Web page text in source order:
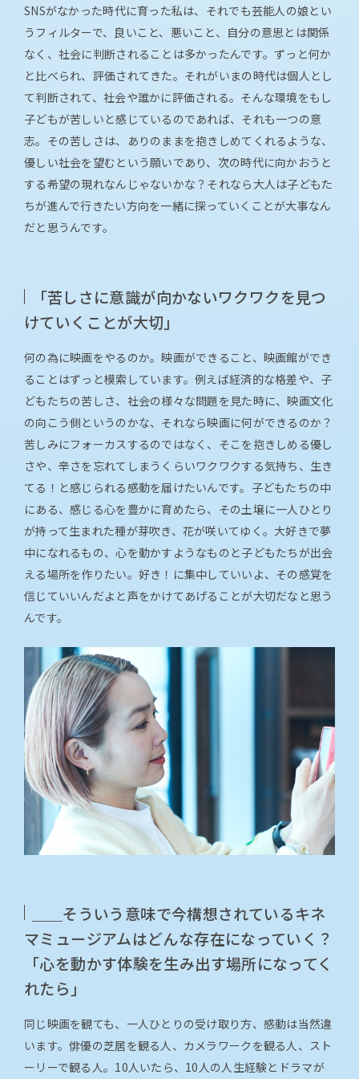
SNSがなかった時代に育った私は、それでも芸能人の娘とい
うフィルターで、良いこと、悪いこと、自分の意思とは関係
なく、社会に判断されることは多かったんです。ずっと何か
と比べられ、評価されてきた。それがいまの時代は個人とし
て判断されて、社会や誰かに評価される。そんな環境をもし
子どもが苦しいと感じているのであれば、それも一つの意
志。その苦しさは、ありのままを抱きしめてくれるような、
優しい社会を望むという願いであり、次の時代に向かおうと
する希望の現れなんじゃないかな？それなら大人は子どもた
ちが進んで行きたい方向を一緒に探っていくことが大事なん
だと思うんです。
「苦しさに意識が向かないワクワクを見つ
けていくことが大切」
何の為に映画をやるのか。映画ができること、映画館ができ
ることはずっと模索しています。例えば経済的な格差や、子
どもたちの苦しさ、社会の様々な問題を見た時に、映画文化
の向こう側というのかな、それなら映画に何ができるのか？
苦しみにフォーカスするのではなく、そこを抱きしめる優し
さや、辛さを忘れてしまうくらいワクワクする気持ち、生き
てる！と感じられる感動を届けたいんです。子どもたちの中
にある、感じる心を豊かに育めたら、その土壌に一人ひとり
が持って生まれた種が芽吹き、花が咲いてゆく。大好きで夢
中になれるもの、心を動かすようなものと子どもたちが出会
える場所を作りたい。好き！に集中していいよ、その感覚を
信じていいんだよと声をかけてあげることが大切だなと思う
んです。
＿＿そういう意味で今構想されているキネ
マミュージアムはどんな存在になっていく？
「心を動かす体験を生み出す場所になってく
れたら」
同じ映画を観ても、一人ひとりの受け取り方、感動は当然違
います。俳優の芝居を観る人、カメラワークを観る人、スト
ーリーで観る人。10人いたら、10人の人生経験とドラマが